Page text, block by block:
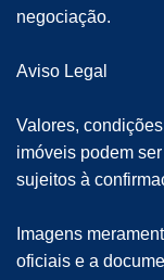
negociação.
Aviso Legal
Valores,
imóveis podem
sujeitos à
Imagens
oficiais e a